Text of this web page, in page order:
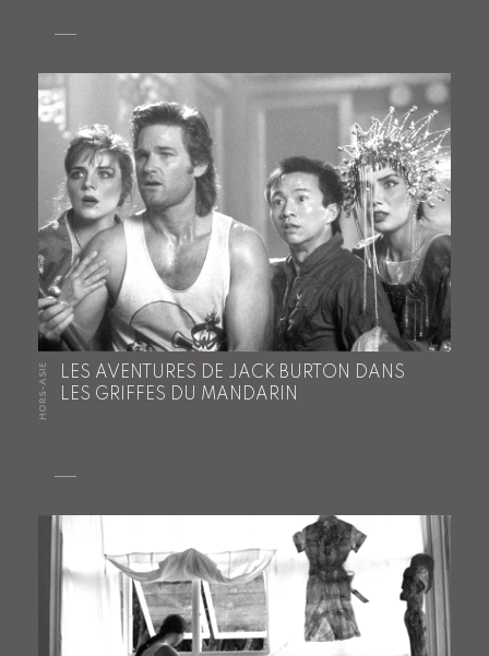
HORS-ASIE
LES AVENTURES DE JACK BURTON DANS
LES GRIFFES DU MANDARIN